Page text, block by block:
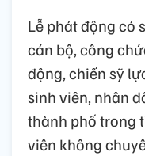
Lễ phát động có
cán bộ, công
động, chiến sỹ
sinh viên, nhân
thành phố trong
viên không